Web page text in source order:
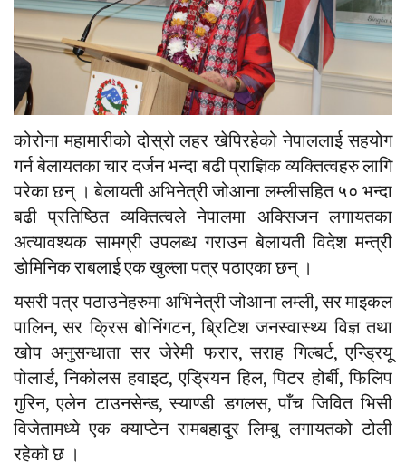
कोरोना महामारीको दोस्रो लहर खेपिरहेको नेपाललाई सहयोग
गर्न बेलायतका चार दर्जन भन्दा बढी प्राज्ञिक व्यक्तित्वहरु लागि
परेका छन् । बेलायती अभिनेत्री जोआना लम्लीसहित ५० भन्दा
बढी प्रतिष्ठित व्यक्तित्वले नेपालमा अक्सिजन लगायतका
अत्यावश्यक सामग्री उपलब्ध गराउन बेलायती विदेश मन्त्री
डोमिनिक राबलाई एक खुल्ला पत्र पठाएका छन् ।
यसरी पत्र पठाउनेहरुमा अभिनेत्री जोआना लम्ली, सर माइकल
पालिन, सर क्रिस बोनिंगटन, ब्रिटिश जनस्वास्थ्य विज्ञ तथा
खोप अनुसन्धाता सर जेरेमी फरार, सराह गिल्बर्ट, एन्ड्रियू
पोलार्ड, निकोलस हवाइट, एड्रियन हिल, पिटर होर्बी, फिलिप
गुरिन, एलेन टाउनसेन्ड, स्याण्डी डगलस, पाँच जिवित भिसी
विजेतामध्ये एक क्याप्टेन रामबहादुर लिम्बु लगायतको टोली
रहेको छ ।